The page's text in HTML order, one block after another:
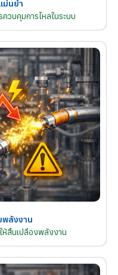
ม่นยำ
วบคุมการไหลในระบบ
ลังงาน
ห้สิ้นเปลืองพลังงาน